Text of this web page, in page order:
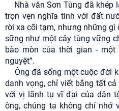
Nhà văn Sơn Tùng đã khép
trọn vẹn nghĩa tình với đất
rời xa cõi tạm, nhưng những
sững như một cây tùng vững
bào mòn của thời gian -
nguyệt”.
Ông đã sống một cuộc đời
danh vọng, chỉ viết bằng tất
với vị lãnh tụ vĩ đại của dân
ông, chúng ta không chỉ nhớ